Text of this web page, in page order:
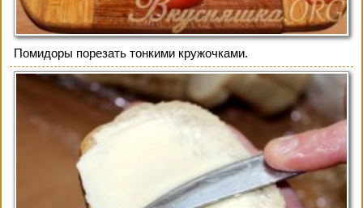
Помидоры порезать тонкими кружочками.